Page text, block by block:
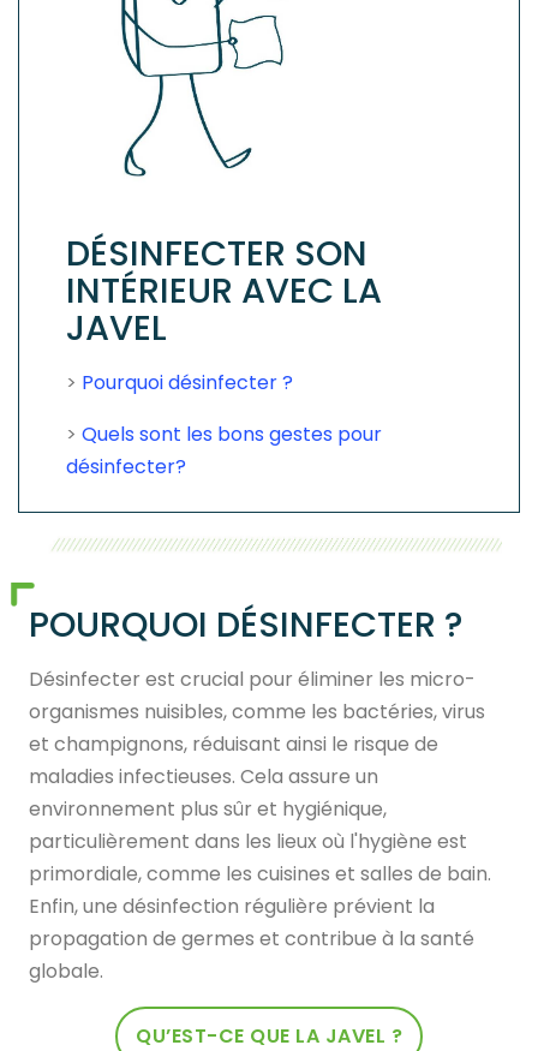
DÉSINFECTER SON
INTÉRIEUR AVEC LA
JAVEL
> Pourquoi désinfecter ?
> Quels sont les bons gestes pour
désinfecter?
POURQUOI DÉSINFECTER ?
Désinfecter est crucial pour éliminer les micro-
organismes nuisibles, comme les bactéries, virus
et champignons, réduisant ainsi le risque de
maladies infectieuses. Cela assure un
environnement plus sûr et hygiénique,
particulièrement dans les lieux où l'hygiène est
primordiale, comme les cuisines et salles de bain.
Enfin, une désinfection régulière prévient la
propagation de germes et contribue à la santé
globale.
QU’EST-CE QUE LA JAVEL ?